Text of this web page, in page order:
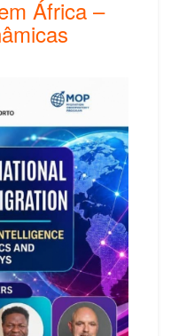
África –